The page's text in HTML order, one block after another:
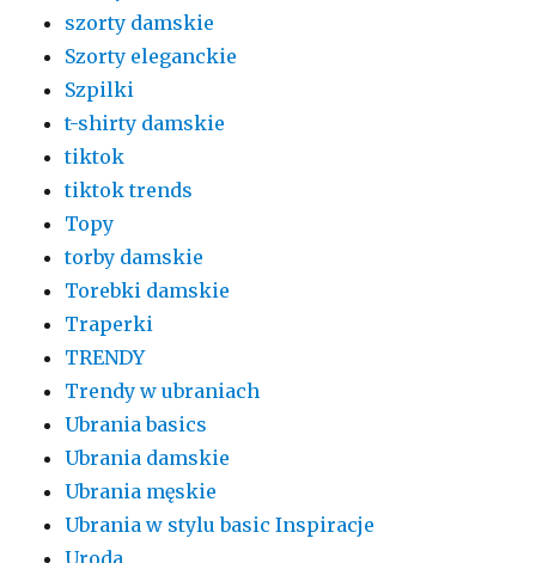
szorty damskie
Szorty eleganckie
Szpilki
t-shirty damskie
tiktok
tiktok trends
Topy
torby damskie
Torebki damskie
Traperki
TRENDY
Trendy w ubraniach
Ubrania basics
Ubrania damskie
Ubrania męskie
Ubrania w stylu basic Inspiracje
Uroda